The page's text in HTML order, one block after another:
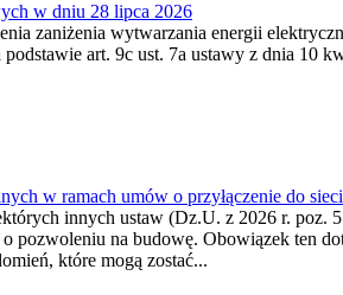
w dniu 28 lipca 2026
zaniżenia wytwarzania energii
art. 9c ust. 7a ustawy z dnia 10
w ramach umów o przyłączenie do
innych ustaw (Dz.U. z 2026 r. poz.
pozwoleniu na budowę. Obowiązek ten
które mogą zostać...